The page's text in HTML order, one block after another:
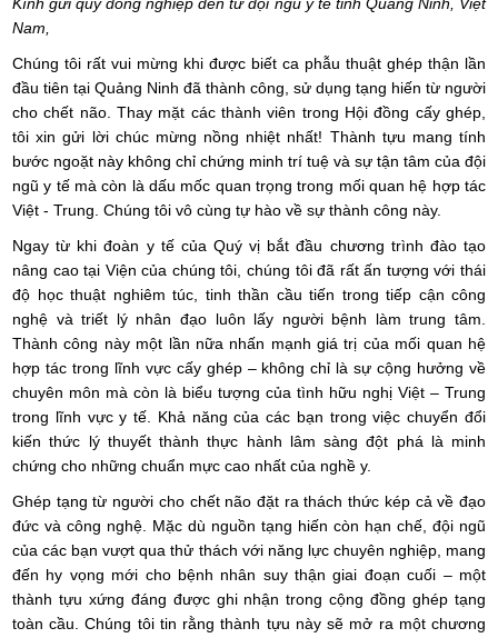
Kính gửi quý đồng nghiệp đến từ đội ngũ y tế tỉnh Quảng Ninh, Việt
Nam,
Chúng tôi rất vui mừng khi được biết ca phẫu thuật ghép thận lần
đầu tiên tại Quảng Ninh đã thành công, sử dụng tạng hiến từ người
cho chết não. Thay mặt các thành viên trong Hội đồng cấy ghép,
tôi xin gửi lời chúc mừng nồng nhiệt nhất! Thành tựu mang tính
bước ngoặt này không chỉ chứng minh trí tuệ và sự tận tâm của đội
ngũ y tế mà còn là dấu mốc quan trọng trong mối quan hệ hợp tác
Việt - Trung. Chúng tôi vô cùng tự hào về sự thành công này.
Ngay từ khi đoàn y tế của Quý vị bắt đầu chương trình đào tạo
nâng cao tại Viện của chúng tôi, chúng tôi đã rất ấn tượng với thái
độ học thuật nghiêm túc, tinh thần cầu tiến trong tiếp cận công
nghệ và triết lý nhân đạo luôn lấy người bệnh làm trung tâm.
Thành công này một lần nữa nhấn mạnh giá trị của mối quan hệ
hợp tác trong lĩnh vực cấy ghép – không chỉ là sự cộng hưởng về
chuyên môn mà còn là biểu tượng của tình hữu nghị Việt – Trung
trong lĩnh vực y tế. Khả năng của các bạn trong việc chuyển đổi
kiến thức lý thuyết thành thực hành lâm sàng đột phá là minh
chứng cho những chuẩn mực cao nhất của nghề y.
Ghép tạng từ người cho chết não đặt ra thách thức kép cả về đạo
đức và công nghệ. Mặc dù nguồn tạng hiến còn hạn chế, đội ngũ
của các bạn vượt qua thử thách với năng lực chuyên nghiệp, mang
đến hy vọng mới cho bệnh nhân suy thận giai đoạn cuối – một
thành tựu xứng đáng được ghi nhận trong cộng đồng ghép tạng
toàn cầu. Chúng tôi tin rằng thành tựu này sẽ mở ra một chương